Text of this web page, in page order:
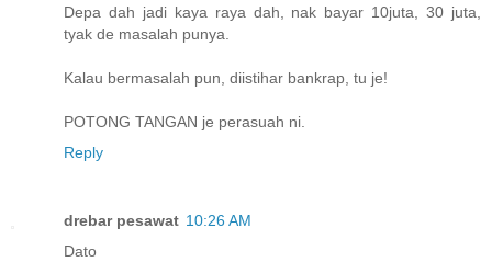
Depa dah jadi kaya raya dah, nak bayar 10juta, 30 juta,
tyak de masalah punya.
Kalau bermasalah pun, diistihar bankrap, tu je!
POTONG TANGAN je perasuah ni.
Reply
drebar pesawat 10:26 AM
Dato